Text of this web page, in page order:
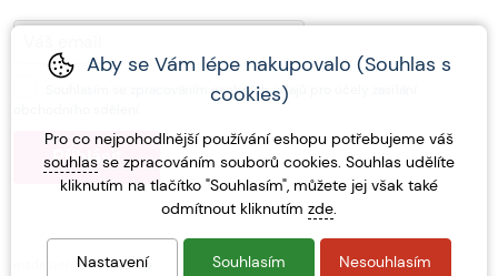
zpracováním osobních údajů
❤byineShop
Aby se Vám lépe nakupovalo (Souhlas s
cookies)
Pro co nejpohodlnější používání eshopu potřebujeme váš
souhlas se zpracováním souborů cookies. Souhlas udělíte
kliknutím na tlačítko "Souhlasím", můžete jej však také
odmítnout kliknutím zde.
Nastavení Souhlasím Nesouhlasím